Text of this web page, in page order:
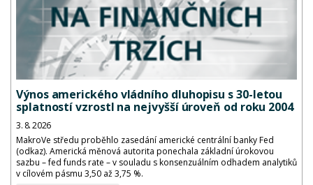
Výnos amerického vládního dluhopisu s 30-letou
splatností vzrostl na nejvyšší úroveň od roku 2004
3. 8. 2026
MakroVe středu proběhlo zasedání americké centrální banky Fed
(odkaz). Americká měnová autorita ponechala základní úrokovou
sazbu – fed funds rate – v souladu s konsenzuálním odhadem analytiků
v cílovém pásmu 3,50 až 3,75 %.